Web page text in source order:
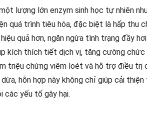
lượng lớn enzym sinh học tự nhiên
quá trình tiêu hóa, đặc biệt là hấp thu
quả hơn, ngăn ngừa tình trạng đầy
kích thích tiết dịch vị, tăng cường chức
triệu chứng viêm loét và hỗ trợ điều
hỗn hợp này không chỉ giúp cải
các yếu tố gây hại.